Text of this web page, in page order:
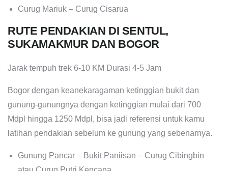
Curug Mariuk – Curug Cisarua
RUTE PENDAKIAN DI SENTUL,
SUKAMAKMUR DAN BOGOR
Jarak tempuh trek 6-10 KM Durasi 4-5 Jam
Bogor dengan keanekaragaman ketinggian bukit dan
gunung-gunungnya dengan ketinggian mulai dari 700
Mdpl hingga 1250 Mdpl, bisa jadi referensi untuk kamu
latihan pendakian sebelum ke gunung yang sebenarnya.
Gunung Pancar – Bukit Paniisan – Curug Cibingbin